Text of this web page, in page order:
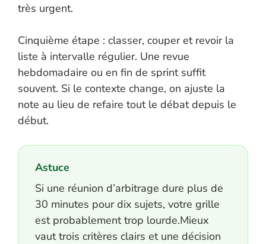
très urgent.
Cinquième étape : classer, couper et revoir la
liste à intervalle régulier. Une revue
hebdomadaire ou en fin de sprint suffit
souvent. Si le contexte change, on ajuste la
note au lieu de refaire tout le débat depuis le
début.
Astuce
Si une réunion d’arbitrage dure plus de
30 minutes pour dix sujets, votre grille
est probablement trop lourde.Mieux
vaut trois critères clairs et une décision